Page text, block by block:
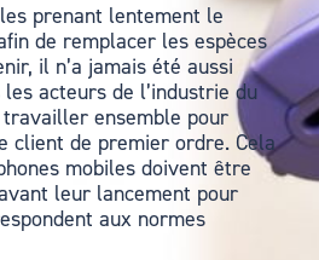
prenant lentement le
de remplacer les espèces
il n’a jamais été aussi
acteurs de l’industrie du
ensemble pour
client de premier ordre. Cela
mobiles doivent être
leur lancement pour
aux normes